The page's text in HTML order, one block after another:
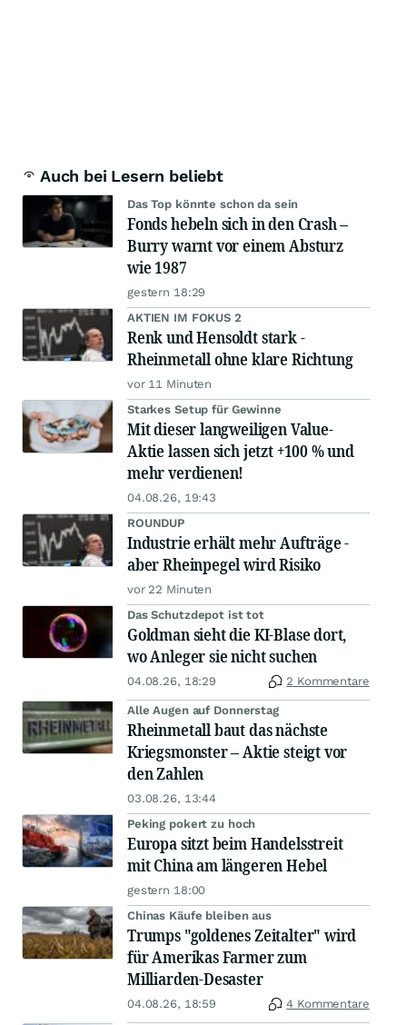
Auch bei Lesern beliebt
Das Top könnte schon da sein
Fonds hebeln sich in den Crash –
Burry warnt vor einem Absturz
wie 1987
gestern 18:29
AKTIEN IM FOKUS 2
Renk und Hensoldt stark -
Rheinmetall ohne klare Richtung
vor 11 Minuten
Starkes Setup für Gewinne
Mit dieser langweiligen Value-
Aktie lassen sich jetzt +100 % und
mehr verdienen!
04.08.26, 19:43
ROUNDUP
Industrie erhält mehr Aufträge -
aber Rheinpegel wird Risiko
vor 22 Minuten
Das Schutzdepot ist tot
Goldman sieht die KI-Blase dort,
wo Anleger sie nicht suchen
04.08.26, 18:29 2 Kommentare
Alle Augen auf Donnerstag
Rheinmetall baut das nächste
Kriegsmonster – Aktie steigt vor
den Zahlen
03.08.26, 13:44
Peking pokert zu hoch
Europa sitzt beim Handelsstreit
mit China am längeren Hebel
gestern 18:00
Chinas Käufe bleiben aus
Trumps "goldenes Zeitalter" wird
für Amerikas Farmer zum
Milliarden-Desaster
04.08.26, 18:59 4 Kommentare